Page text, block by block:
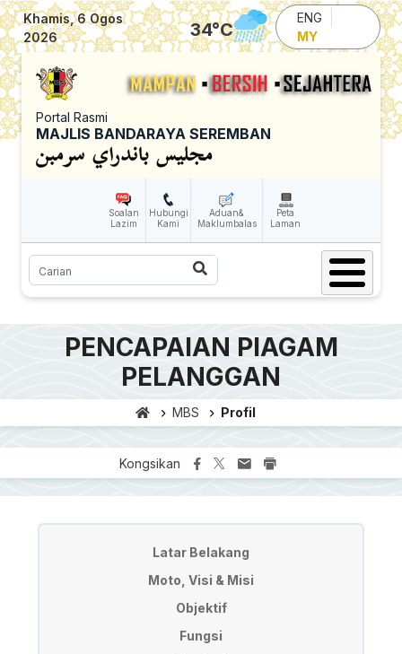
Skip to main content
Khamis, 6 Ogos
2026
34°C
ENG
MY
Portal Rasmi
MAJLIS BANDARAYA SEREMBAN
Soalan
Lazim
Hubungi
Kami
Aduan&
Maklumbalas
Peta
Laman
Carian
PENCAPAIAN PIAGAM
PELANGGAN
MBS Profil
Kongsikan
Latar Belakang
Moto, Visi & Misi
Objektif
Fungsi